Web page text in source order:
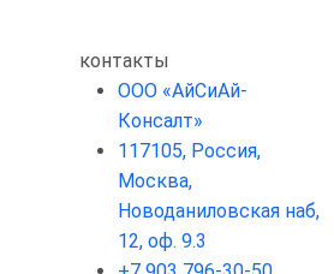
контакты
ООО «АйСиАй-
Консалт»
117105, Россия,
Москва,
Новоданиловская наб,
12, оф. 9.3